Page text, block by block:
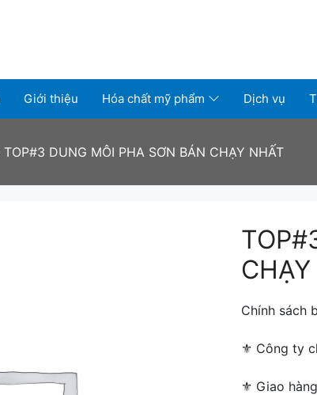
Giới thiệu Hóa chất mỹ phẩm Dịch vụ
TOP#3 DUNG MÔI PHA SƠN BÁN CHẠY NHẤT
Chính sách
⚜ ️Công ty
⚜ Giao